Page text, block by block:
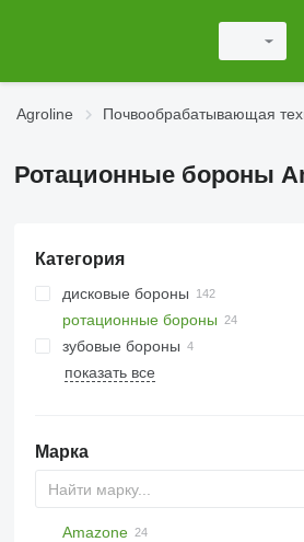
Agroline Почвообрабатывающая
Ротационные бороны
Категория
дисковые бороны
ротационные бороны
зубовые бороны
показать все
Марка
Multivator
8
Amazone